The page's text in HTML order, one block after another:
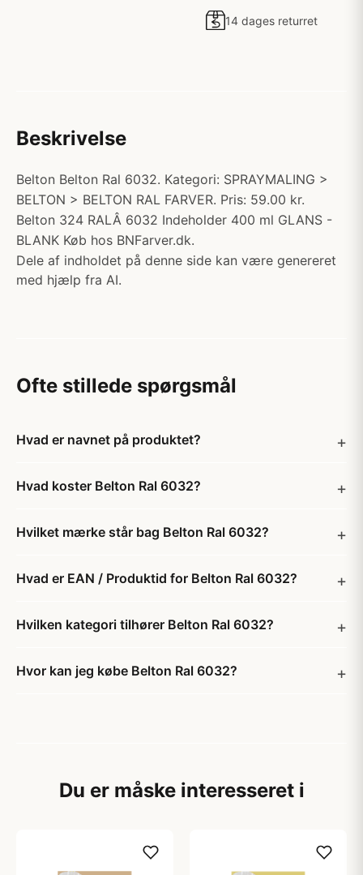
14 dages returret
Beskrivelse
Belton Belton Ral 6032. Kategori: SPRAYMALING >
BELTON > BELTON RAL FARVER. Pris: 59.00 kr.
Belton 324 RALÂ 6032 Indeholder 400 ml GLANS -
BLANK Køb hos BNFarver.dk.
Dele af indholdet på denne side kan være genereret
med hjælp fra AI.
Ofte stillede spørgsmål
Hvad er navnet på produktet?
Hvad koster Belton Ral 6032?
Hvilket mærke står bag Belton Ral 6032?
Hvad er EAN / Produktid for Belton Ral 6032?
Hvilken kategori tilhører Belton Ral 6032?
Hvor kan jeg købe Belton Ral 6032?
Du er måske interesseret i